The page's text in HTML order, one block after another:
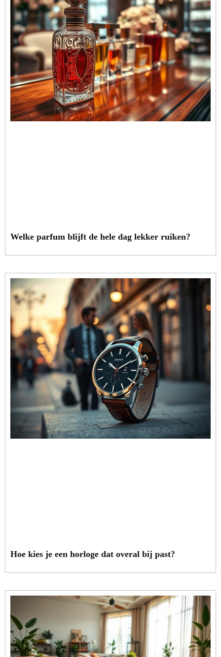
Welke parfum blijft de hele dag lekker ruiken?
Hoe kies je een horloge dat overal bij past?